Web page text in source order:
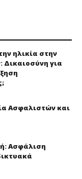
ηλικία στην
για
Ασφαλιστών και
Ασφάλιση